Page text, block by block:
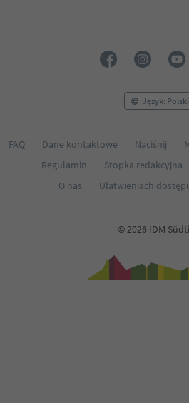
Język: Polski
FAQ Dane kontaktowe Naciśnij
Regulamin
Stopka redakcyjna
O nas
Ułatwieniach
© 2026 IDM